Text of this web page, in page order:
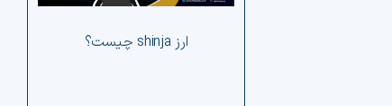
ارز shinja چیست؟